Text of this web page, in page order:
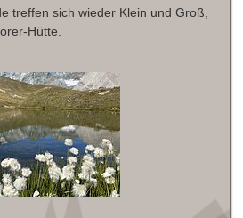
treffen sich wieder Klein und Groß,
Hütte.